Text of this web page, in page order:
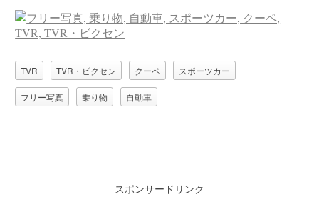
TVR TVR・ビクセン クーペ スポーツカー
フリー写真 乗り物 自動車
スポンサードリンク